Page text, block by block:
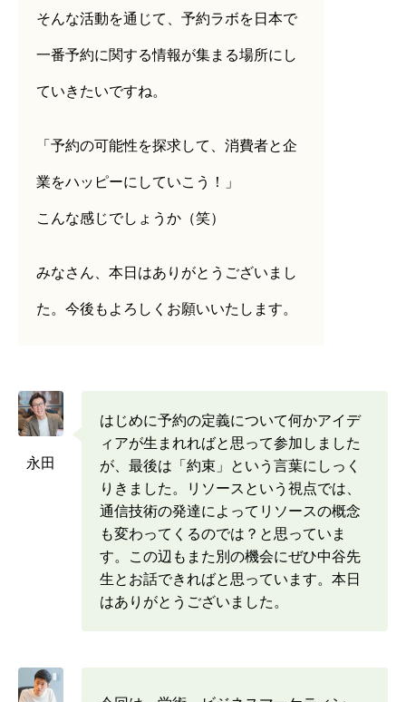
そんな活動を通じて、予約ラボを日本で
一番予約に関する情報が集まる場所にし
ていきたいですね。
「予約の可能性を探求して、消費者と企
業をハッピーにしていこう！」
こんな感じでしょうか（笑）
みなさん、本日はありがとうございまし
た。今後もよろしくお願いいたします。
永田
はじめに予約の定義について何かアイデ
ィアが生まれればと思って参加しました
が、最後は「約束」という言葉にしっく
りきました。リソースという視点では、
通信技術の発達によってリソースの概念
も変わってくるのでは？と思っていま
す。この辺もまた別の機会にぜひ中谷先
生とお話できればと思っています。本日
はありがとうございました。